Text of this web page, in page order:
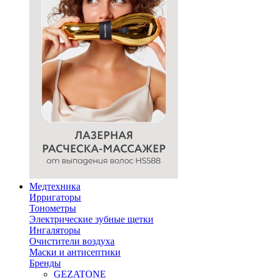
Медтехника
Ирригаторы
Тонометры
Электрические зубные щетки
Ингаляторы
Очистители воздуха
Маски и антисептики
Бренды
GEZATONE